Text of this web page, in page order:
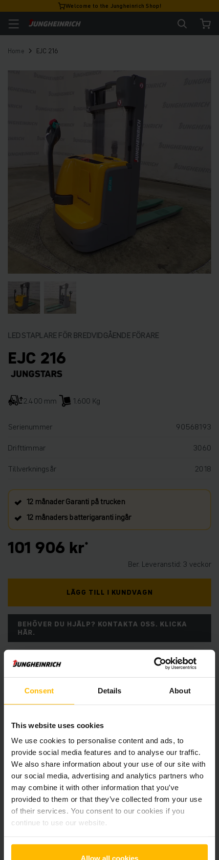
Consent Details About
This website uses cookies
We use cookies to personalise content and ads, to
provide social media features and to analyse our traffic.
We also share information about your use of our site with
our social media, advertising and analytics partners who
may combine it with other information that you’ve
provided to them or that they’ve collected from your use
of their services. You consent to our cookies if you
continue to use our website.
Allow all cookies
Welcome to the Jungheinrich Shop!
Home EJC 216
LEDSTAPLARE FÖR BREDVIDGÅENDE FÖRARE
EJC 216
2.400 mm 1.600 Kg
Serienummer
90568193
Drifttimmar
3060
Tillverkningsår
2018
12 månader Garanti på trucken
12 månaders batterigaranti ingår
101 906 kr
Ber. Leveranstid: 3 veckor
LÄGG TILL I KUNDVAGN
BEHÖVER DU HJÄLP? KONTAKTA OSS. KLICKA
HÄR.
Produktinformation
Följande avsnitt ger en omfattande sammanfattning av
fordonets tekniska specifikationer och utrustning.
Teknisk Information
Batteri Bly-syra, 24 V / 225 Ah
Laddare Ja, 24 V / 1 A